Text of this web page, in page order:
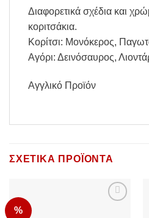
Διαφορετικά σχέδια και
κοριτσάκια.
Κορίτσι: Μονόκερος,
Αγόρι: Δεινόσαυρος,
Αγγλικό Προϊόν
ΣΧΕΤΙΚΆ ΠΡΟΪΌΝΤΑ
%